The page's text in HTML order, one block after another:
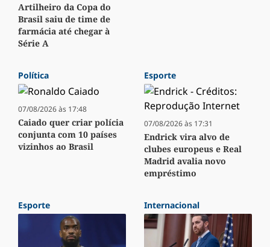
Artilheiro da Copa do
Brasil saiu de time de
farmácia até chegar à
Série A
Política
07/08/2026 às 17:48
Caiado quer criar polícia
conjunta com 10 países
vizinhos ao Brasil
Esporte
07/08/2026 às 17:31
Endrick vira alvo de
clubes europeus e Real
Madrid avalia novo
empréstimo
Esporte Internacional